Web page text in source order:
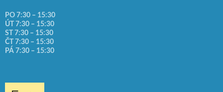
PO 7:30 – 15:30
ÚT 7:30 – 15:30
ST 7:30 – 15:30
ČT 7:30 – 15:30
PÁ 7:30 – 15:30